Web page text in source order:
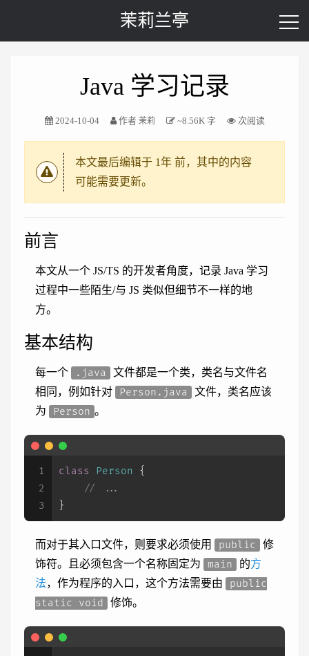
茉莉兰亭
Java 学习记录
2024-10-04 作者 茉莉 ~8.56K 字 次阅读
本文最后编辑于 1年 前，其中的内容
可能需要更新。
前言
本文从一个 JS/TS 的开发者角度，记录 Java 学习
过程中一些陌生/与 JS 类似但细节不一样的地
方。
基本结构
每一个 .java
文件都是一个类，类名与文件名
相同，例如针对
Person.java
文件，类名应该
为
Person 。
1
2
3
class Person
{
// ...
}
而对于其入口文件，则要求必须使用 public
修
饰符。且必须包含一个名称固定为
main 的方
法，作为程序的入口，这个方法需要由
public
static void
修饰。